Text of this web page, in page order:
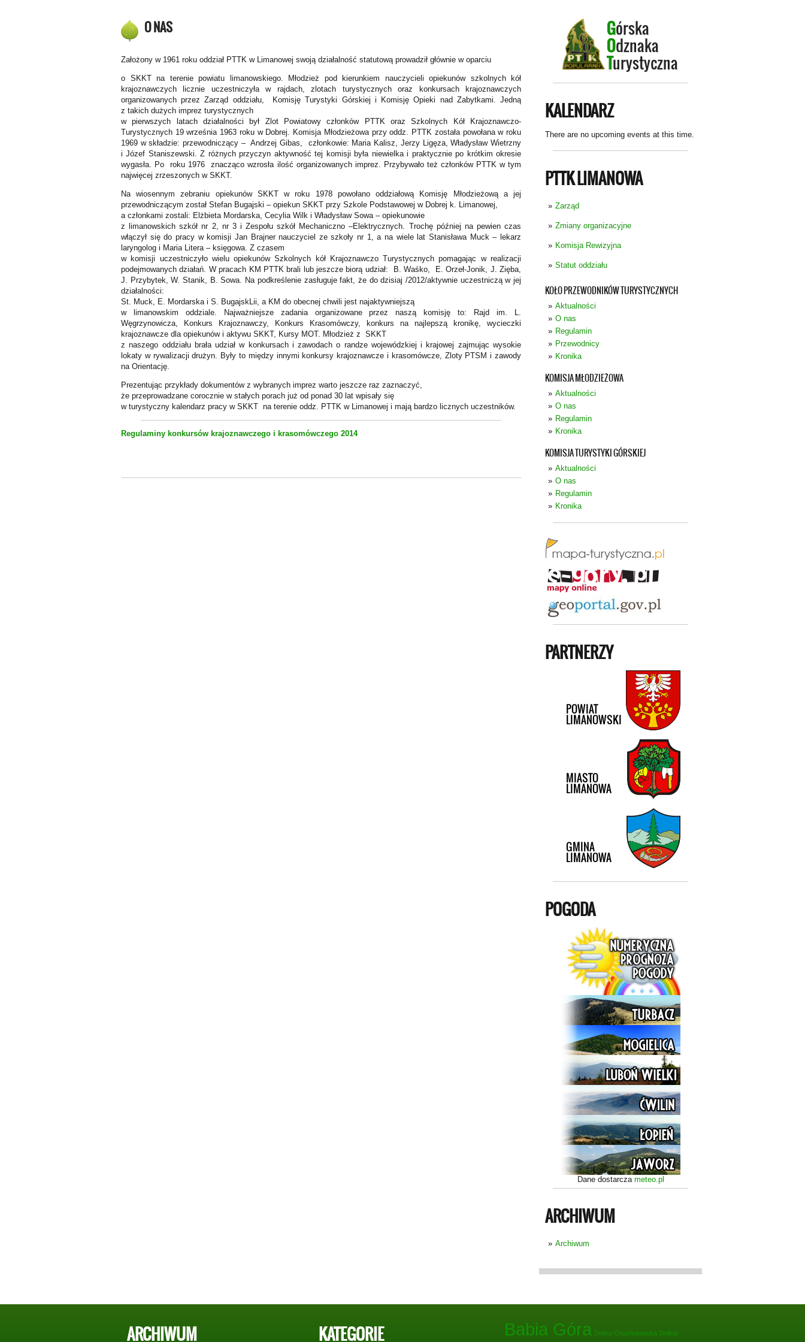
KALENDARZ
There are no upcoming events at this time.
PTTK LIMANOWA
Zarząd
Zmiany organizacyjne
Komisja Rewizyjna
Statut oddziału
KOŁO PRZEWODNIKÓW TURYSTYCZNYCH
Aktualności
O nas
Regulamin
Przewodnicy
Kronika
KOMISJA MŁODZIEŻOWA
Aktualności
O nas
Regulamin
Kronika
KOMISJA TURYSTYKI GÓRSKIEJ
Aktualności
O nas
Regulamin
Kronika
PARTNERZY
POGODA
Dane dostarcza meteo.pl
ARCHIWUM
Archiwum
O NAS
Założony w 1961 roku oddział PTTK w Limanowej swoją działalność statutową prowadził głównie w oparciu
o SKKT na terenie powiatu limanowskiego. Młodzież pod kierunkiem nauczycieli opiekunów szkolnych kół
krajoznawczych licznie uczestniczyła w rajdach, zlotach turystycznych oraz konkursach krajoznawczych
organizowanych przez Zarząd oddziału, Komisję Turystyki Górskiej i Komisję Opieki nad Zabytkami. Jedną
z takich dużych imprez turystycznych
w pierwszych latach działalności był Zlot Powiatowy członków PTTK oraz Szkolnych Kół Krajoznawczo-
Turystycznych 19 września 1963 roku w Dobrej. Komisja Młodzieżowa przy oddz. PTTK została powołana w roku
1969 w składzie: przewodniczący – Andrzej Gibas, członkowie: Maria Kalisz, Jerzy Ligęza, Władysław Wietrzny
i Józef Staniszewski. Z różnych przyczyn aktywność tej komisji była niewielka i praktycznie po krótkim okresie
wygasła. Po roku 1976 znacząco wzrosła ilość organizowanych imprez. Przybywało też członków PTTK w tym
najwięcej zrzeszonych w SKKT.
Na wiosennym zebraniu opiekunów SKKT w roku 1978 powołano oddziałową Komisję Młodzieżową a jej
przewodniczącym został Stefan Bugajski – opiekun SKKT przy Szkole Podstawowej w Dobrej k. Limanowej,
a członkami zostali: Elżbieta Mordarska, Cecylia Wilk i Władysław Sowa – opiekunowie
z limanowskich szkół nr 2, nr 3 i Zespołu szkół Mechaniczno –Elektrycznych. Trochę później na pewien czas
włączył się do pracy w komisji Jan Brajner nauczyciel ze szkoły nr 1, a na wiele lat Stanisława Muck – lekarz
laryngolog i Maria Litera – księgowa. Z czasem
w komisji uczestniczyło wielu opiekunów Szkolnych kół Krajoznawczo Turystycznych pomagając w realizacji
podejmowanych działań. W pracach KM PTTK brali lub jeszcze biorą udział: B. Waśko, E. Orzeł-Jonik, J. Zięba,
J. Przybytek, W. Stanik, B. Sowa. Na podkreślenie zasługuje fakt, że do dzisiaj /2012/aktywnie uczestniczą w jej
działalności:
St. Muck, E. Mordarska i S. BugajskLii, a KM do obecnej chwili jest najaktywniejszą
w limanowskim oddziale. Najważniejsze zadania organizowane przez naszą komisję to: Rajd im. L.
Węgrzynowicza, Konkurs Krajoznawczy, Konkurs Krasomówczy, konkurs na najlepszą kronikę, wycieczki
krajoznawcze dla opiekunów i aktywu SKKT, Kursy MOT. Młodzież z SKKT
z naszego oddziału brała udział w konkursach i zawodach o randze wojewódzkiej i krajowej zajmując wysokie
lokaty w rywalizacji drużyn. Były to między innymi konkursy krajoznawcze i krasomówcze, Zloty PTSM i zawody
na Orientację.
Prezentując przykłady dokumentów z wybranych imprez warto jeszcze raz zaznaczyć,
że przeprowadzane corocznie w stałych porach już od ponad 30 lat wpisały się
w turystyczny kalendarz pracy w SKKT na terenie oddz. PTTK w Limanowej i mają bardzo licznych uczestników.
Regulaminy konkursów krajoznawczego i krasomówczego 2014
ARCHIWUM KATEGORIE Babia Góra Dolina Chochołowska Dolina